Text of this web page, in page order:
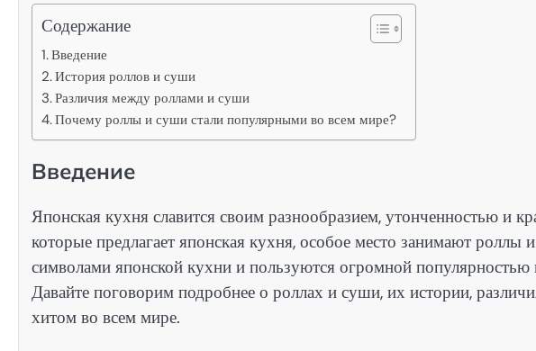
Содержание
Введение
История роллов и суши
Различия между роллами и суши
Почему роллы и суши стали популярными во всем мире?
Введение
Японская кухня славится своим разнообразием, утонченностью и
которые предлагает японская кухня, особое место занимают
символами японской кухни и пользуются огромной
Давайте поговорим подробнее о роллах и суши, их истории,
хитом во всем мире.